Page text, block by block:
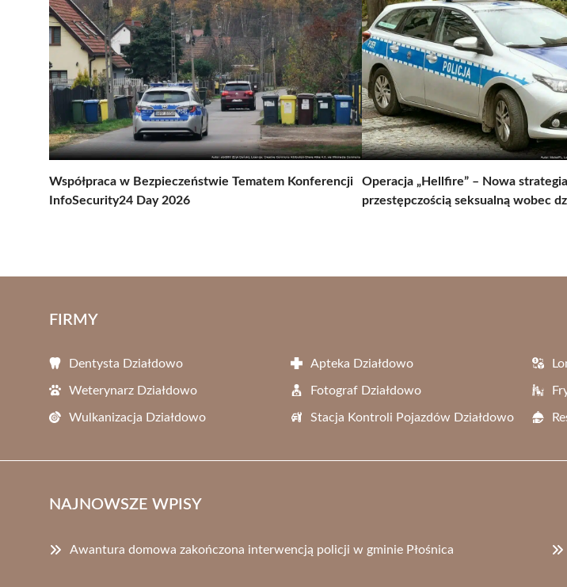
Współpraca w Bezpieczeństwie Tematem Konferencji
InfoSecurity24 Day 2026
Operacja „Hellfire” – Nowa
przestępczością seksualną wobec
FIRMY
Dentysta Działdowo Apteka Działdowo
Weterynarz Działdowo Fotograf Działdowo
Wulkanizacja Działdowo Stacja Kontroli Pojazdów Działdowo
NAJNOWSZE WPISY
Awantura domowa zakończona interwencją policji w gminie Płośnica